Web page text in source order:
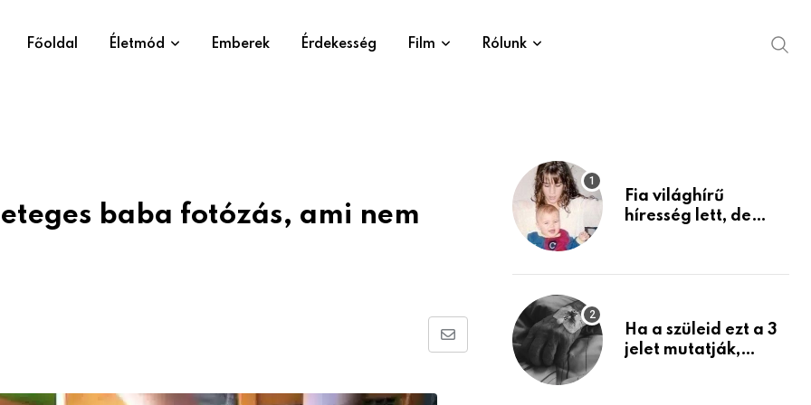
Főoldal Életmód Emberek Érdekesség Film Rólunk
baba fotózás, ami nem
Share
Fia világhírű
híresség lett, de
mint azt el tudnád
Ha a szüleid ezt a 3
jelet mutatják,